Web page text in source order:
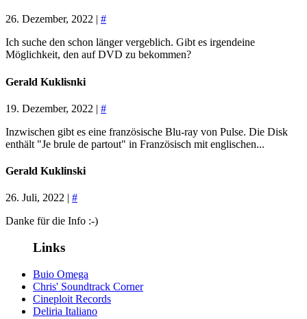
26. Dezember, 2022 | #
Ich suche den schon länger vergeblich. Gibt es irgendeine
Möglichkeit, den auf DVD zu bekommen?
Gerald Kuklisnki
19. Dezember, 2022 | #
Inzwischen gibt es eine französische Blu-ray von Pulse. Die Disk
enthält "Je brule de partout" in Französisch mit englischen...
Gerald Kuklinski
26. Juli, 2022 | #
Danke für die Info :-)
Links
Buio Omega
Chris' Soundtrack Corner
Cineploit Records
Deliria Italiano